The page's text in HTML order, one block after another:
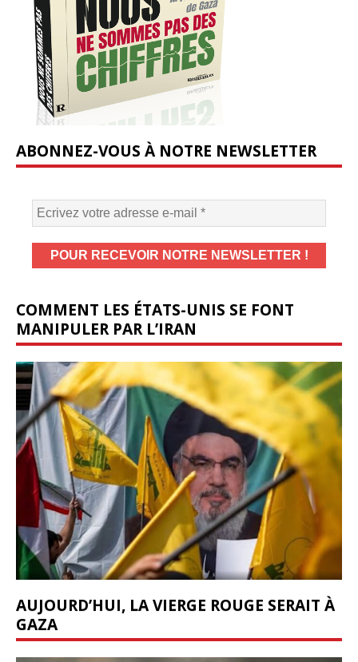
ABONNEZ-VOUS À NOTRE NEWSLETTER
COMMENT LES ÉTATS-UNIS SE FONT
MANIPULER PAR L’IRAN
AUJOURD’HUI, LA VIERGE ROUGE SERAIT À
GAZA